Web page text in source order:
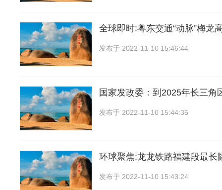
全球即时:粤东交通“动脉”梅龙
发布于 2022-11-10 15:46:44
国家发改委：到2025年长三角
发布于 2022-11-10 15:44:36
环球聚焦:龙龙铁路福建段最长
发布于 2022-11-10 15:43:24